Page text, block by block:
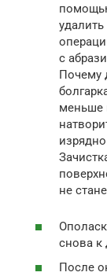
с
Почему
меньше
не
снова к
После